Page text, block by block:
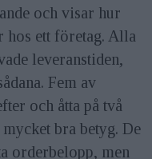
och visar hur
ett företag. Alla
leveranstiden,
Fem av
och åtta på två
bra betyg. De
orderbelopp, men